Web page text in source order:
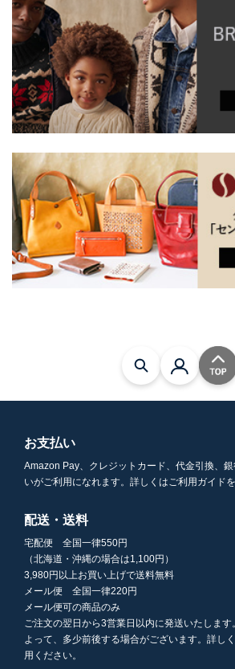
お支払い
Amazon Pay、クレジットカード、代金引換、
いがご利用になれます。詳しくはご利用ガイド
配送・送料
宅配便 全国一律550円
（北海道・沖縄の場合は1,100円）
3,980円以上お買い上げで送料無料
メール便 全国一律220円
メール便可の商品のみ
ご注文の翌日から3営業日以内に発送いたしま
よって、多少前後する場合がございます。詳し
用ください。